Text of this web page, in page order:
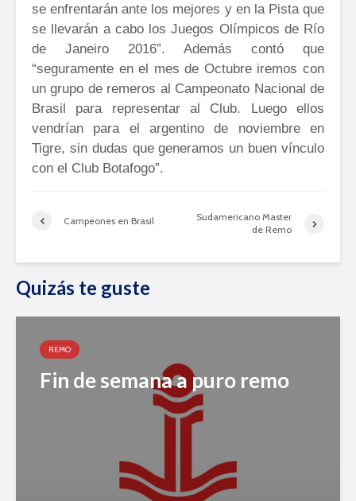
se enfrentarán ante los mejores y en la Pista que
se llevarán a cabo los Juegos Olímpicos de Río
de Janeiro 2016”. Además contó que
“seguramente en el mes de Octubre iremos con
un grupo de remeros al Campeonato Nacional de
Brasil para representar al Club. Luego ellos
vendrían para el argentino de noviembre en
Tigre, sin dudas que generamos un buen vínculo
con el Club Botafogo”.
Campeones en Brasil
Sudamericano Master
de Remo
Quizás te guste
REMO
Fin de semana a puro remo